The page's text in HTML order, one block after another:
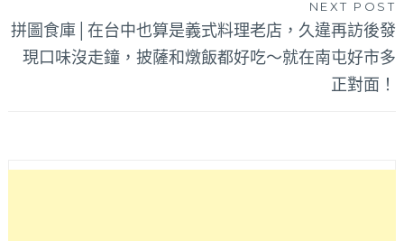
NEXT POST
拼圖食庫│在台中也算是義式料理老店，久違再訪後發
現口味沒走鐘，披薩和燉飯都好吃～就在南屯好市多
正對面！